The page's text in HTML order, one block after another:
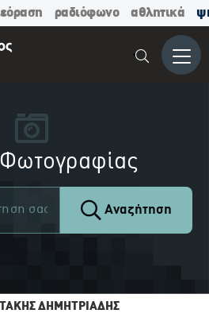
ραδιόφωνο αθλητικά
Μενού
Αναζήτηση
ΤΆΚΗΣ ΔΗΜΗΤΡΙΆΔΗΣ